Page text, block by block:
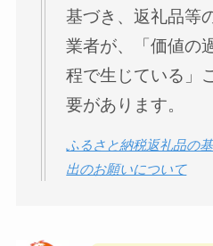
基づき、返礼品等
業者が、「価値の
程で生じている」
要があります。
ふるさと納税返礼品の
出のお願いについて